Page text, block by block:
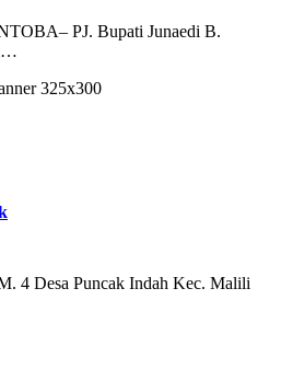
PJ. Bupati Junaedi B.
4 Desa Puncak Indah Kec. Malili